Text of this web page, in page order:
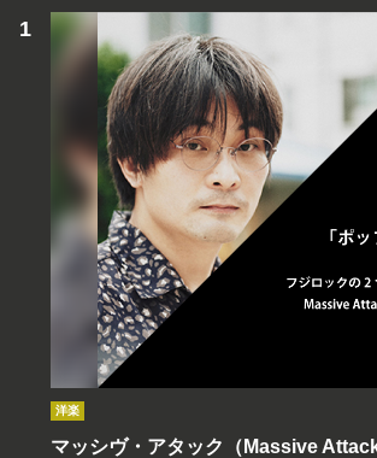
洋楽
マッシヴ・アタック（Massive